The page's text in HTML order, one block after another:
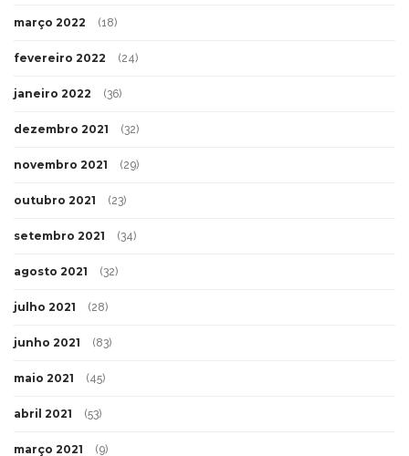
março 2022 (18)
fevereiro 2022 (24)
janeiro 2022 (36)
dezembro 2021 (32)
novembro 2021 (29)
outubro 2021 (23)
setembro 2021 (34)
agosto 2021 (32)
julho 2021 (28)
junho 2021 (83)
maio 2021 (45)
abril 2021 (53)
março 2021 (9)